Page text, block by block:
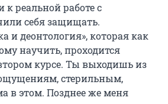
к реальной работе с
себя защищать.
и деонтология», которая как
научить, проходится
курсе. Ты выходишь из
стерильным,
в этом. Позднее же меня